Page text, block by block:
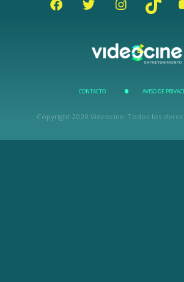
CONTACTO AVISO DE
Copyright 2020 Videocine. Todos los